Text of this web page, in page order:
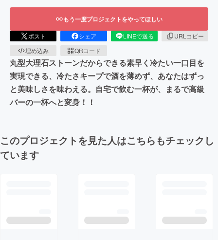
もう一度プロジェクトをやってほしい
ポスト シェア LINEで送る
URLコピー
埋め込み
QRコード
丸型大理石ストーンだからできる素早く冷たい一口目を
実現できる、冷たさキープで酒を薄めず、あなたはずっ
と美味しさを味わえる。自宅で飲む一杯が、まるで高級
バーの一杯へと変身！！
このプロジェクトを見た人はこちらもチェックし
ています